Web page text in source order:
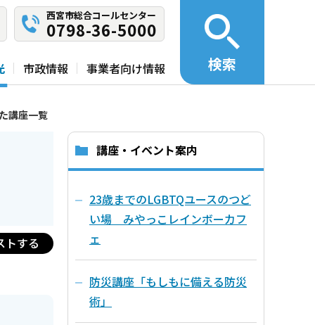
西宮市総合コールセンター
0798-36-5000
市政情報 事業者向け情報 検索
講座一覧
トする
講座・イベント案内
23歳までのLGBTQユースのつど
い場 みやっこレインボーカフ
ェ
防災講座「もしもに備える防災
術」